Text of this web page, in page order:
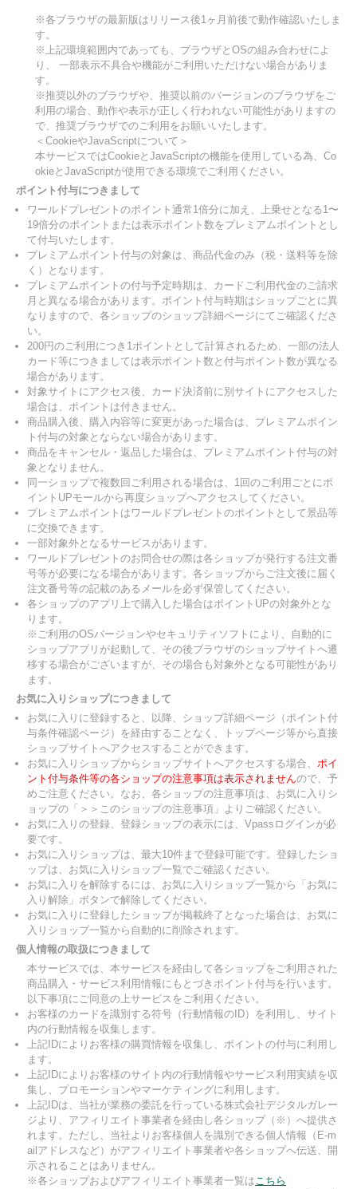
※各ブラウザの最新版はリリース後1ヶ月前後で動作確認いたしま
す。
※上記環境範囲内であっても、ブラウザとOSの組み合わせによ
り、 一部表示不具合や機能がご利用いただけない場合がありま
す。
※推奨以外のブラウザや、推奨以前のバージョンのブラウザをご
利用の場合、動作や表示が正しく行われない可能性がありますの
で、推奨ブラウザでのご利用をお願いいたします。
＜CookieやJavaScriptについて＞
本サービスではCookieとJavaScriptの機能を使用している為、Co
okieとJavaScriptが使用できる環境でご利用ください。
ポイント付与につきまして
ワールドプレゼントのポイント通常1倍分に加え、上乗せとなる1〜
19倍分のポイントまたは表示ポイント数をプレミアムポイントとし
て付与いたします。
プレミアムポイント付与の対象は、商品代金のみ（税・送料等を除
く）となります。
プレミアムポイントの付与予定時期は、カードご利用代金のご請求
月と異なる場合があります。ポイント付与時期はショップごとに異
なりますので、各ショップのショップ詳細ページにてご確認くださ
い。
200円のご利用につき1ポイントとして計算されるため、一部の法人
カード等につきましては表示ポイント数と付与ポイント数が異なる
場合があります。
対象サイトにアクセス後、カード決済前に別サイトにアクセスした
場合は、ポイントは付きません。
商品購入後、購入内容等に変更があった場合は、プレミアムポイン
ト付与の対象とならない場合があります。
商品をキャンセル・返品した場合は、プレミアムポイント付与の対
象となりません。
同一ショップで複数回ご利用される場合は、1回のご利用ごとにポ
イントUPモールから再度ショップへアクセスしてください。
プレミアムポイントはワールドプレゼントのポイントとして景品等
に交換できます。
一部対象外となるサービスがあります。
ワールドプレゼントのお問合せの際は各ショップが発行する注文番
号等が必要になる場合があります。各ショップからご注文後に届く
注文番号等の記載のあるメールを必ず保管してください。
各ショップのアプリ上で購入した場合はポイントUPの対象外とな
ります。
※ご利用のOSバージョンやセキュリティソフトにより、自動的に
ショップアプリが起動して、その後ブラウザのショップサイトへ遷
移する場合がございますが、その場合も対象外となる可能性があり
ます。
お気に入りショップにつきまして
お気に入りに登録すると、以降、ショップ詳細ページ（ポイント付
与条件確認ページ）を経由することなく、トップページ等から直接
ショップサイトへアクセスすることができます。
お気に入りショップからショップサイトへアクセスする場合、 ポイ
ント付与条件等の各ショップの注意事項は表示されませんので、予
めご注意ください。なお、各ショップの注意事項は、お気に入りシ
ョップの「＞＞このショップの注意事項」よりご確認ください。
お気に入りの登録、登録ショップの表示には、Vpassログインが必
要です。
お気に入りショップは、最大10件まで登録可能です。登録したショ
ップは、お気に入りショップ一覧でご確認ください。
お気に入りを解除するには、お気に入りショップ一覧から「お気に
入り解除」ボタンで解除してください。
お気に入りに登録したショップが掲載終了となった場合は、お気に
入りショップ一覧から自動的に削除されます。
個人情報の取扱につきまして
本サービスでは、本サービスを経由して各ショップをご利用された
商品購入・サービス利用情報にもとづきポイント付与を行います。
以下事項にご同意の上サービスをご利用ください。
お客様のカードを識別する符号（行動情報のID）を利用し、サイト
内の行動情報を収集します。
上記IDによりお客様の購買情報を収集し、ポイントの付与に利用し
ます。
上記IDによりお客様のサイト内の行動情報やサービス利用実績を収
集し、プロモーションやマーケティングに利用します。
上記IDは、当社が業務の委託を行っている株式会社デジタルガレー
ジより、アフィリエイト事業者を経由し各ショップ（※）へ提供さ
れます。ただし、当社よりお客様個人を識別できる個人情報（E-m
ailアドレスなど）がアフィリエイト事業者や各ショップへ伝送、開
示されることはありません。
※各ショップおよびアフィリエイト事業者一覧はこちら